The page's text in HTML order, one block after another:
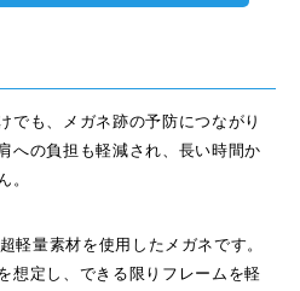
でも、メガネ跡の予防につながり
への負担も軽減され、長い時間か
。
軽量素材を使用したメガネです。
想定し、できる限りフレームを軽